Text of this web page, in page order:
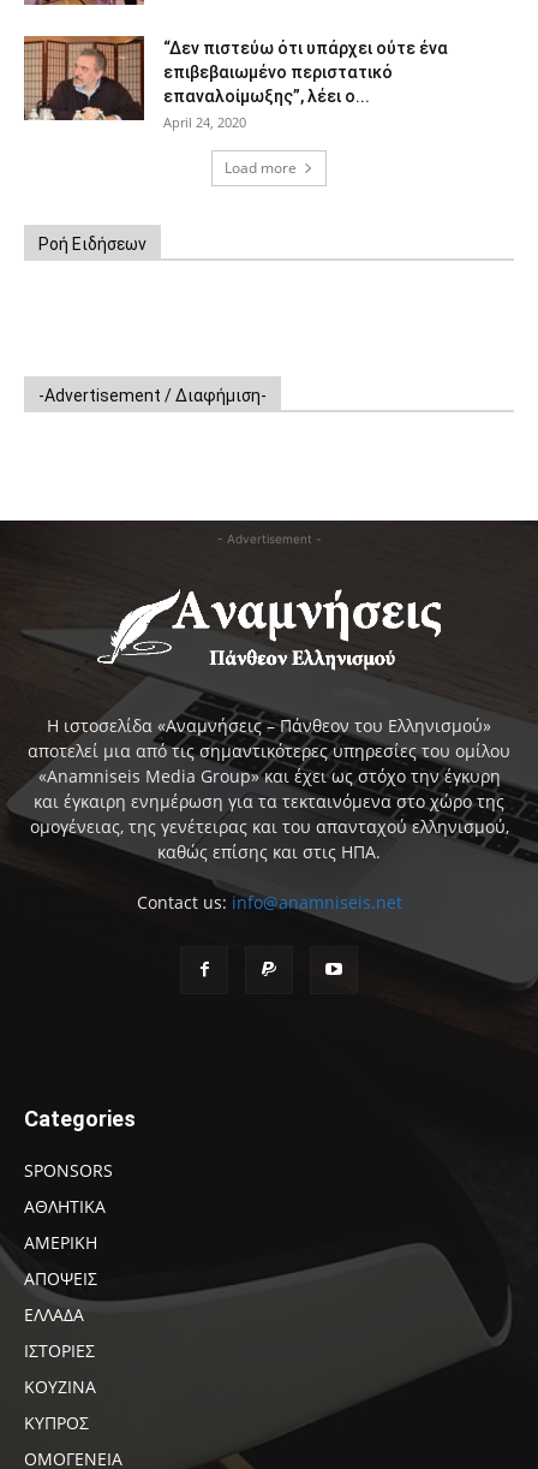
“Δεν πιστεύω ότι υπάρχει ούτε ένα
επιβεβαιωμένο περιστατικό
επαναλοίμωξης”, λέει ο...
April 24, 2020
Load more
Ροή Ειδήσεων
-Advertisement / Διαφήμιση-
- Advertisement -
Η ιστοσελίδα «Αναμνήσεις – Πάνθεον του Ελληνισμού»
αποτελεί μια από τις σημαντικότερες υπηρεσίες του ομίλου
«Anamniseis Media Group» και έχει ως στόχο την έγκυρη
και έγκαιρη ενημέρωση για τα τεκταινόμενα στο χώρο της
ομογένειας, της γενέτειρας και του απανταχού ελληνισμού,
καθώς επίσης και στις ΗΠΑ.
Contact us: info@anamniseis.net
Categories
SPONSORS
ΑΘΛΗΤΙΚΑ
ΑΜΕΡΙΚΗ
ΑΠΟΨΕΙΣ
ΕΛΛΑΔΑ
ΙΣΤΟΡΙΕΣ
ΚΟΥΖΙΝΑ
ΚΥΠΡΟΣ
ΟΜΟΓΕΝΕΙΑ